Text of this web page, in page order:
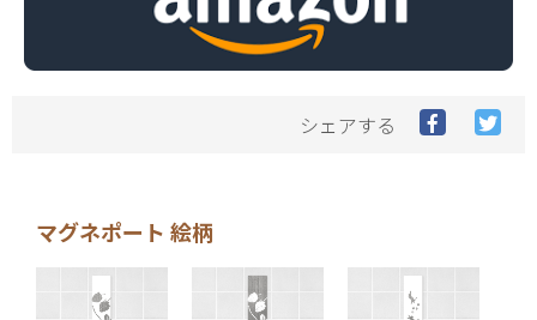
シェアする Facebook
で で
マグネポート 絵柄